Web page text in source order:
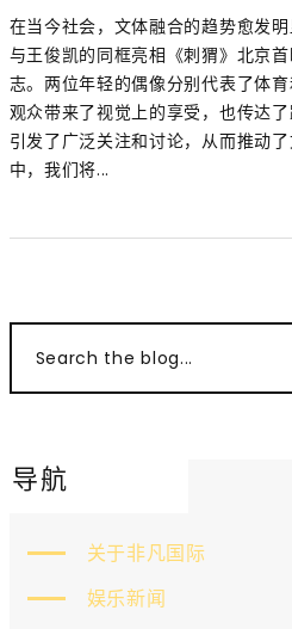
在当今社会，文体融合的趋势愈发
与王俊凯的同框亮相《刺猬》北京
志。两位年轻的偶像分别代表了体
观众带来了视觉上的享受，也传达
引发了广泛关注和讨论，从而推动
中，我们将...
Search the blog...
导航
关于非凡国际
娱乐新闻